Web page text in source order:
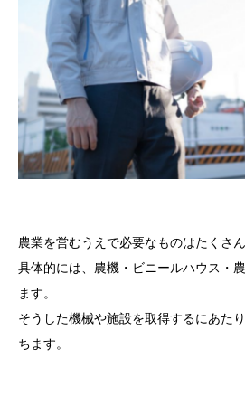
農業を営むうえで必要なものはたくさん
具体的には、農機・ビニールハウス・
ます。
そうした機械や施設を取得するにあた
ちます。